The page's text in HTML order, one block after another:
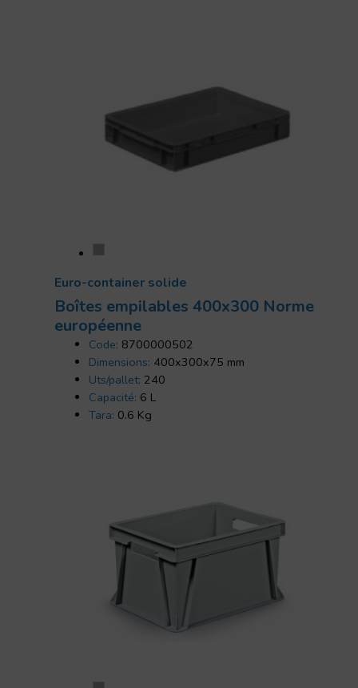
Euro-container solide
Boîtes empilables 400x300 Norme
européenne
Code: 8700000502
Dimensions: 400x300x75 mm
Uts/pallet: 240
Capacité: 6 L
Tara: 0.6 Kg